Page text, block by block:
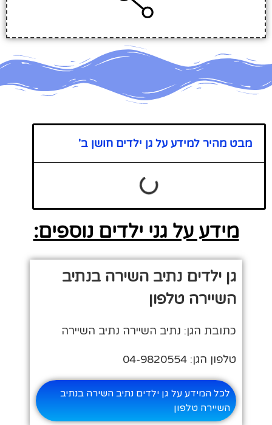
מבט מהיר למידע על גן ילדים חושן ב'
מידע על גני ילדים נוספים:
גן ילדים נתיב השירה בנתיב
השיירה טלפון
כתובת הגן: נתיב השיירה נתיב השיירה
טלפון הגן: 04-9820554
לכל המידע על גן ילדים נתיב השירה בנתיב
השיירה טלפון